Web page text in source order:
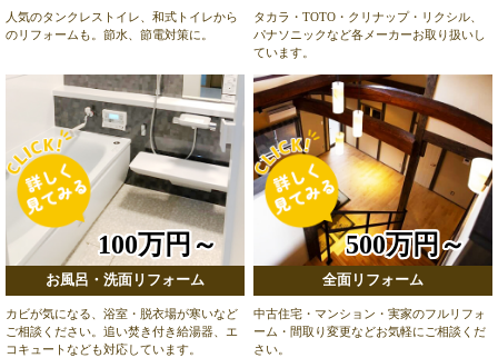
人気のタンクレストイレ、和式トイレから
のリフォームも。節水、節電対策に。
タカラ・TOTO・クリナップ・リクシル、
パナソニックなど各メーカーお取り扱いし
ています。
100万円～
お風呂・洗面リフォーム
カビが気になる、浴室・脱衣場が寒いなど
ご相談ください。追い焚き付き給湯器、エ
コキュートなども対応しています。
500万円～
全面リフォーム
中古住宅・マンション・実家のフルリフォ
ーム・間取り変更などお気軽にご相談くだ
さい。